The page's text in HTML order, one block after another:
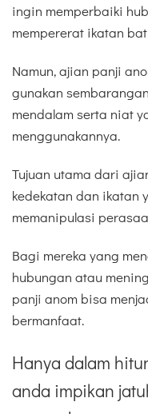
ingin memperbaiki
mempererat ikatan
Namun, ajian panji
gunakan
mendalam serta niat
menggunakannya.
Tujuan utama dari
kedekatan dan ikatan
memanipulasi
Bagi mereka yang
hubungan atau
panji anom bisa
bermanfaat.
Hanya dalam
anda impikan